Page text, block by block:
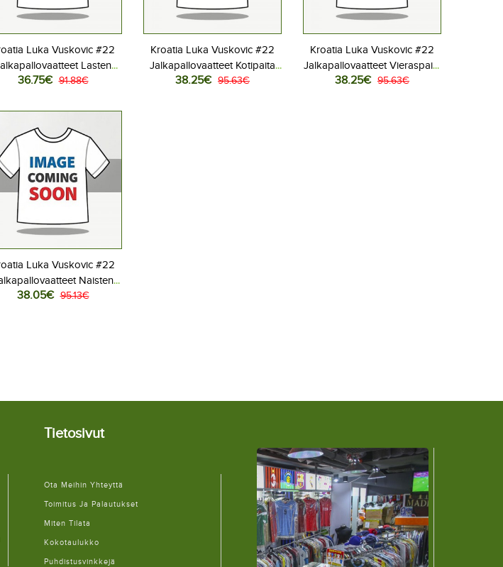
Luka Vuskovic #22
Lasten
MM-kisat 2026
housut)
36.75€ 91.88€
Kroatia Luka Vuskovic #22
Jalkapallovaatteet Kotipaita
MM-kisat 2026 Lyhythihainen
38.25€ 95.63€
Kroatia Luka Vuskovic #22
Jalkapallovaatteet Vieraspaita
MM-kisat 2026 Lyhythihainen
38.25€ 95.63€
Luka Vuskovic #22
Naisten
MM-kisat 2026
38.05€ 95.13€
Tietosivut
Ota Meihin Yhteyttä
Toimitus Ja Palautukset
Miten Tilata
Kokotaulukko
Puhdistusvinkkejä